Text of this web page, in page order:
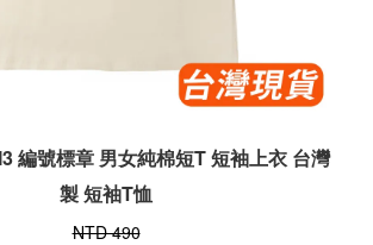
編號標章 男女純棉短T 短袖上衣 台灣
製 短袖T恤
NTD 490